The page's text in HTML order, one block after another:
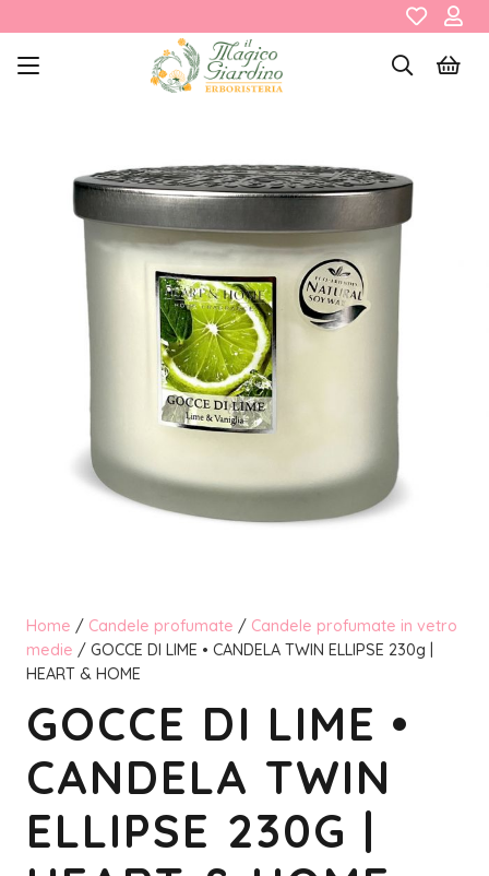
Home / Candele profumate / Candele profumate in vetro
medie / GOCCE DI LIME • CANDELA TWIN ELLIPSE 230g |
HEART & HOME
GOCCE DI LIME •
CANDELA TWIN
ELLIPSE 230G |